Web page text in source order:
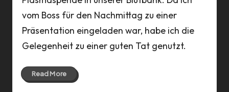
m
a
n
vom Boss für den Nachmittag zu einer
Präsentation eingeladen war, habe ich die
Gelegenheit zu einer guten Tat genutzt.
Read More